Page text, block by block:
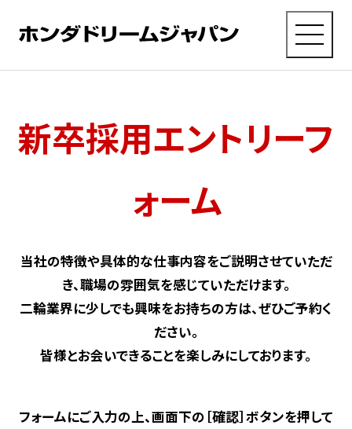
ひとを知る
MENU
新卒採用エントリーフ
ォーム
当社の特徴や具体的な仕事内容をご説明させていただ
き、職場の雰囲気を感じていただけます。
二輪業界に少しでも興味をお持ちの方は、ぜひご予約く
ださい。
皆様とお会いできることを楽しみにしております。
フォームにご入力の上、画面下の［確認］ボタンを押して